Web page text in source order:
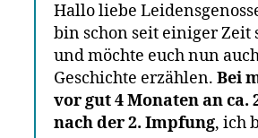
Hallo liebe
bin schon seit einiger
und möchte euch nun
Geschichte erzählen. Bei
vor gut 4 Monaten an ca.
nach der 2. Impfung, ich